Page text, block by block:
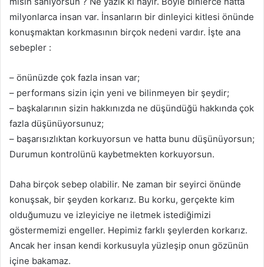
milyonlarca insan var. İnsanların bir dinleyici kitlesi önünde
konuşmaktan korkmasının birçok nedeni vardır. İşte ana
sebepler :
– önünüzde çok fazla insan var;
– performans sizin için yeni ve bilinmeyen bir şeydir;
– başkalarının sizin hakkınızda ne düşündüğü hakkında çok
fazla düşünüyorsunuz;
– başarısızlıktan korkuyorsun ve hatta bunu düşünüyorsun;
Durumun kontrolünü kaybetmekten korkuyorsun.
Daha birçok sebep olabilir. Ne zaman bir seyirci önünde
konuşsak, bir şeyden korkarız. Bu korku, gerçekte kim
olduğumuzu ve izleyiciye ne iletmek istediğimizi
göstermemizi engeller. Hepimiz farklı şeylerden korkarız.
Ancak her insan kendi korkusuyla yüzleşip onun gözünün
içine bakamaz.